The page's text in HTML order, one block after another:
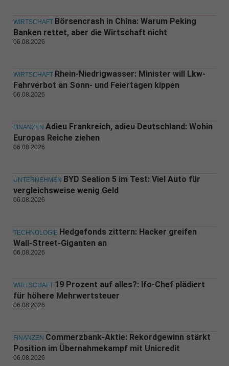
WIRTSCHAFT Börsencrash in China: Warum Peking
Banken rettet, aber die Wirtschaft nicht
06.08.2026
WIRTSCHAFT Rhein-Niedrigwasser: Minister will Lkw-
Fahrverbot an Sonn- und Feiertagen kippen
06.08.2026
FINANZEN Adieu Frankreich, adieu Deutschland: Wohin
Europas Reiche ziehen
06.08.2026
UNTERNEHMEN BYD Sealion 5 im Test: Viel Auto für
vergleichsweise wenig Geld
06.08.2026
TECHNOLOGIE Hedgefonds zittern: Hacker greifen
Wall-Street-Giganten an
06.08.2026
WIRTSCHAFT 19 Prozent auf alles?: Ifo-Chef plädiert
für höhere Mehrwertsteuer
06.08.2026
FINANZEN Commerzbank-Aktie: Rekordgewinn stärkt
Position im Übernahmekampf mit Unicredit
06.08.2026